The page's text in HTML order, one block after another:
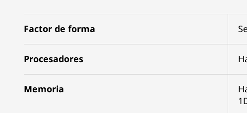
Factor de forma
Procesadores
Memoria